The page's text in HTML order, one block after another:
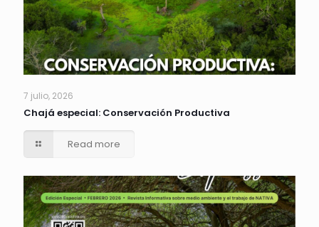
7 julio, 2026
Chajá especial: Conservación Productiva
Read more